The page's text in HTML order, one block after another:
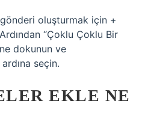
oluşturmak için +
“Çoklu Çoklu Bir
dokunun ve
seçin.
EKLE NE